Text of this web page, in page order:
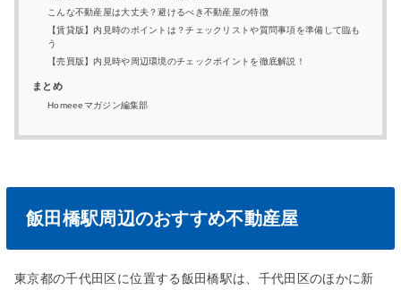
こんな不動産屋は⼤丈夫？避けるべき不動産屋の特徴
【賃貸版】内見時のポイントは？チェックリストや質問事項を準備して臨も
う
【売買版】内⾒時や周辺環境のチェックポイントを徹底解説！
まとめ
Homeeeマガジン編集部
飯田橋駅周辺のおすすめ不動産屋
東京都の千代田区に位置する飯田橋駅は、千代田区のほかに新